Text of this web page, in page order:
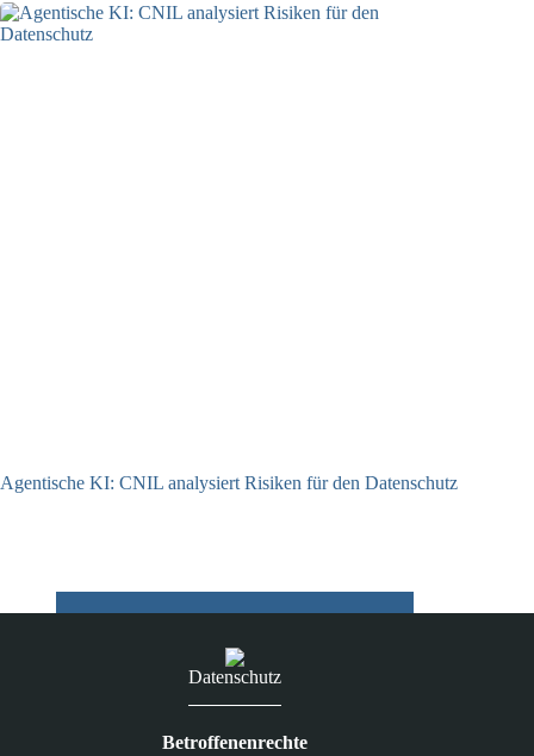
Agentische KI: CNIL analysiert Risiken für den Datenschutz
Datenschutz
Betroffenenrechte